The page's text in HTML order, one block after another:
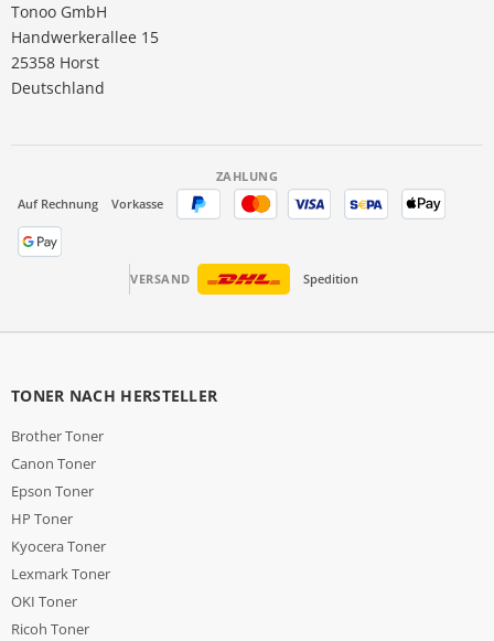
Tonoo GmbH
Handwerkerallee 15
25358 Horst
Deutschland
ZAHLUNG
Auf Rechnung
Vorkasse
VERSAND Spedition
TONER NACH HERSTELLER
Brother Toner
Canon Toner
Epson Toner
HP Toner
Kyocera Toner
Lexmark Toner
OKI Toner
Ricoh Toner